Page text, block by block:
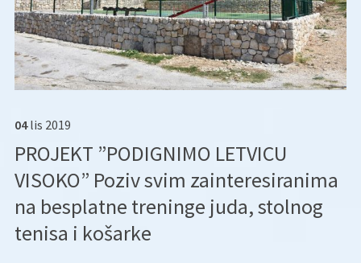
04 lis 2019
PROJEKT ”PODIGNIMO LETVICU
VISOKO” Poziv svim zainteresiranima
na besplatne treninge juda, stolnog
tenisa i košarke